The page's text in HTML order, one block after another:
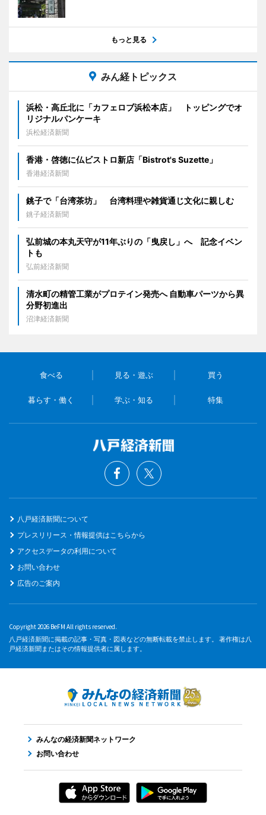
もっと見る
みん経トピックス
浜松・高丘北に「カフェロブ浜松本店」 トッピングでオ
リジナルパンケーキ
浜松経済新聞
香港・啓徳に仏ビストロ新店「Bistrot's Suzette」
香港経済新聞
銚子で「台湾茶坊」 台湾料理や雑貨通じ文化に親しむ
銚子経済新聞
弘前城の本丸天守が11年ぶりの「曳戻し」へ 記念イベン
トも
弘前経済新聞
清水町の精管工業がプロテイン発売へ 自動車パーツから異
分野初進出
沼津経済新聞
食べる 見る・遊ぶ 買う
暮らす・働く 学ぶ・知る 特集
八戸経済新聞について
プレスリリース・情報提供はこちらから
アクセスデータの利用について
お問い合わせ
広告のご案内
Copyright 2026 BeFM All rights reserved.
八戸経済新聞に掲載の記事・写真・図表などの無断転載を禁止します。 著作権は八
戸経済新聞またはその情報提供者に属します。
みんなの経済新聞ネットワーク
お問い合わせ